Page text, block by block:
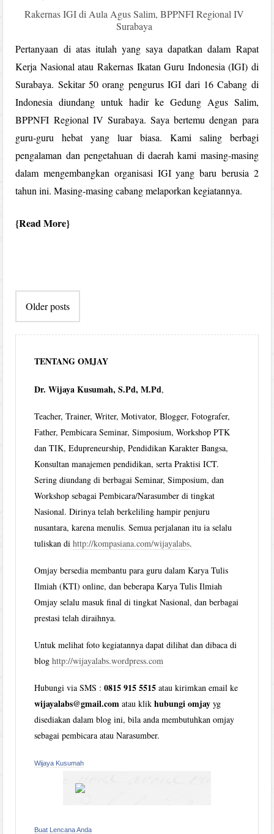
Rakernas IGI di Aula Agus Salim, BPPNFI Regional IV
Surabaya
Pertanyaan di atas itulah yang saya dapatkan dalam Rapat
Kerja Nasional atau Rakernas Ikatan Guru Indonesia (IGI) di
Surabaya. Sekitar 50 orang pengurus IGI dari 16 Cabang di
Indonesia diundang untuk hadir ke Gedung Agus Salim,
BPPNFI Regional IV Surabaya. Saya bertemu dengan para
guru-guru hebat yang luar biasa. Kami saling berbagi
pengalaman dan pengetahuan di daerah kami masing-masing
dalam mengembangkan organisasi IGI yang baru berusia 2
tahun ini. Masing-masing cabang melaporkan kegiatannya.
Read More
navigation
Older posts
TENTANG OMJAY
Dr. Wijaya Kusumah, S.Pd, M.Pd,
Teacher, Trainer, Writer, Motivator, Blogger, Fotografer,
Father, Pembicara Seminar, Simposium, Workshop PTK
dan TIK, Edupreneurship, Pendidikan Karakter Bangsa,
Konsultan manajemen pendidikan, serta Praktisi ICT.
Sering diundang di berbagai Seminar, Simposium, dan
Workshop sebagai Pembicara/Narasumber di tingkat
Nasional. Dirinya telah berkeliling hampir penjuru
nusantara, karena menulis. Semua perjalanan itu ia selalu
tuliskan dihttp://kompasiana.com/wijayalabs.
Omjay bersedia membantu para guru dalam Karya Tulis
Ilmiah (KTI) online, dan beberapa Karya Tulis Ilmiah
Omjay selalu masuk final di tingkat Nasional, dan berbagai
prestasi telah diraihnya.
Untuk melihat foto kegiatannya dapat dilihat dan dibaca di
bloghttp://wijayalabs.wordpress.com
Hubungi via SMS :0815 915 5515 atau kirimkan email ke
wijayalabs@gmail.com atau klikhubungi omjay yg
disediakan dalam blog ini, bila anda membutuhkan omjay
sebagai pembicara atau Narasumber.
Wijaya Kusumah
Buat Lencana Anda